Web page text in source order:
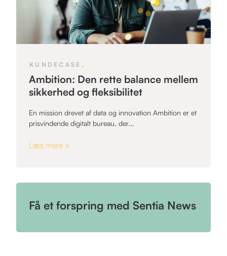
KUNDECASE ,
Ambition: Den rette balance mellem
sikkerhed og fleksibilitet
En mission drevet af data og innovation Ambition er et
prisvindende digitalt bureau, der...
Læs mere »
Få et forspring med Sentia News